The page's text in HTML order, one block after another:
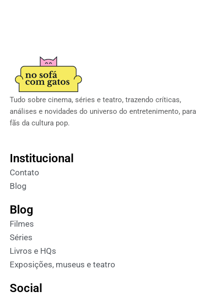
Tudo sobre cinema, séries e teatro, trazendo críticas,
análises e novidades do universo do entretenimento, para
fãs da cultura pop.
Institucional
Contato
Blog
Blog
Filmes
Séries
Livros e HQs
Exposições, museus e teatro
Social